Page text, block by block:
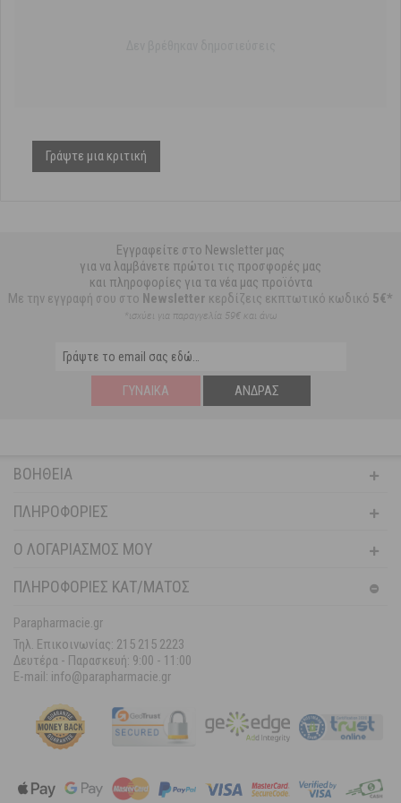
Γράψτε μια κριτική
Εγγραφείτε στο Newsletter μας
για να λαμβάνετε πρώτοι τις προσφορές μας
και πληροφορίες για τα νέα μας προϊόντα
Με την εγγραφή σου στο Newsletter κερδίζεις εκπτωτικό κωδικό 5€*
*ισχύει για παραγγελία 59€ και άνω
ΓΥΝΑΊΚΑ ΆΝΔΡΑΣ
ΒΟΉΘΕΙΑ
ΠΛΗΡΟΦΟΡΊΕΣ
Ο ΛΟΓΑΡΙΑΣΜΌΣ ΜΟΥ
ΠΛΗΡΟΦΟΡΙΕΣ ΚΑΤ/ΜΑΤΟΣ
Parapharmacie.gr
Τηλ. Επικοινωνίας: 215 215 2223
Δευτέρα - Παρασκευή: 9:00 - 11:00
E-mail: info@parapharmacie.gr